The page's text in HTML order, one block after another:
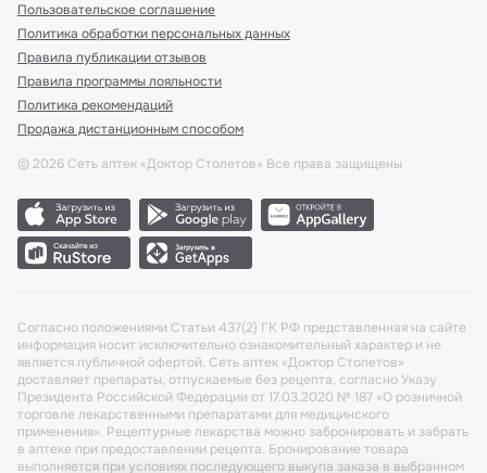
Пользовательское соглашение
Политика обработки персональных данных
Правила публикации отзывов
Правила программы лояльности
Политика рекомендаций
Продажа дистанционным способом
© 2026 Сеть аптек «Доктор Столетов» Все права защищены
Согласно положениями Статьи 437(2) ГК РФ представленная на сайте
информация носит исключительно ознакомительный характер и не
является публичной офертой. Сеть аптек «Доктор Столетов»
доставляет препараты, отпускаемые без рецепта, согласно Указу
Президента Российской Федерации от 17.03.2020 № 187 «О розничной
торговле лекарственными препаратами для медицинского
применения». Рецептурные лекарства можно забронировать и забрать
в аптеке при предоставлении рецепта. Бронирование товара
выполняется при условиях последующего выкупа заказа в выбранном